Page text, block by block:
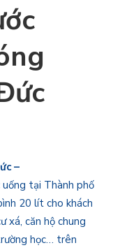
–
uống tại Thành phố
20 lít cho khách
xá, căn hộ chung
học… trên